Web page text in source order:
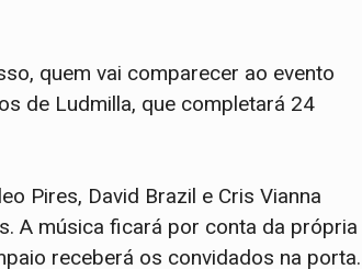
quem vai comparecer ao evento
de Ludmilla, que completará 24
Pires, David Brazil e Cris Vianna
A música ficará por conta da própria
receberá os convidados na porta.